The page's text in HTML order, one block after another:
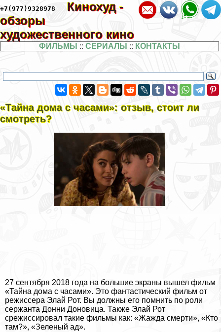
+7(977)9328978
Кинохуд -
обзоры
художественного кино
ФИЛЬМЫ :: СЕРИАЛЫ :: КОНТАКТЫ
«Тайна дома с часами»: отзыв, стоит ли
смотреть?
27 сентября 2018 года на большие экраны вышел фильм
«Тайна дома с часами». Это фантастический фильм от
режиссера Элай Рот. Вы должны его помнить по роли
сержанта Донни Доновица. Также Элай Рот
срежиссировал такие фильмы как: «Жажда cмepти», «Кто
там?», «Зеленый ад».